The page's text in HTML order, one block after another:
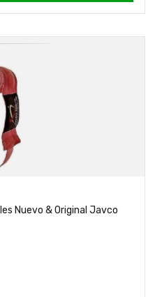
Nuevo & Original Javco